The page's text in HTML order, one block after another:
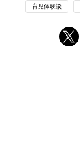
育児体験談